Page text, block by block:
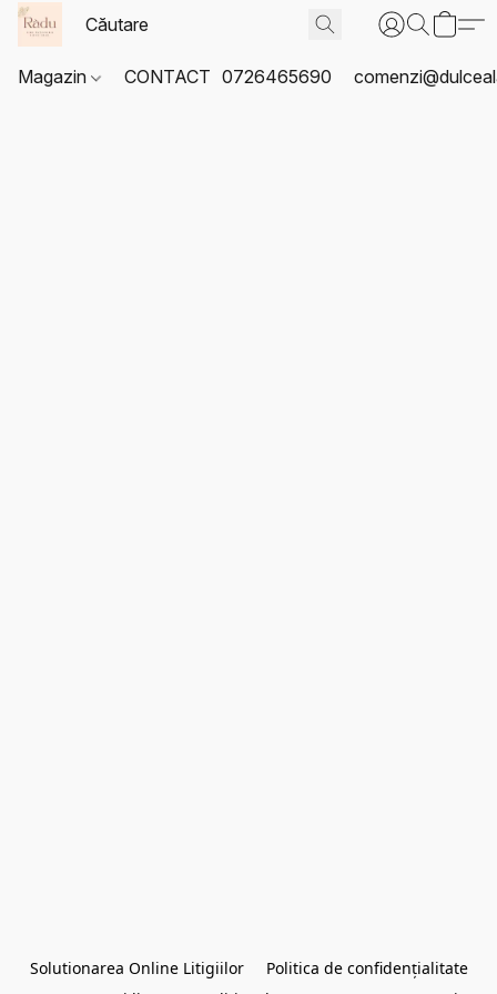
Magazin CONTACT 0726465690
Solutionarea Online Litigiilor
Politica de confidențialitate